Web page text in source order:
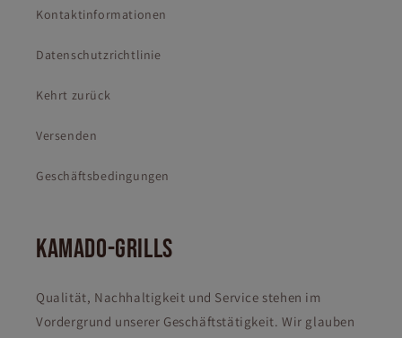
Kontaktinformationen
Datenschutzrichtlinie
Kehrt zurück
Versenden
Geschäftsbedingungen
KAMADO-GRILLS
Qualität, Nachhaltigkeit und Service stehen im
Vordergrund unserer Geschäftstätigkeit. Wir glauben